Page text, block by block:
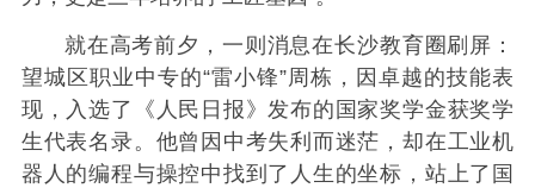
就在高考前夕，一则消息在长沙教育圈刷屏：
望城区职业中专的“雷小锋”周栋，因卓越的技能表
现，入选了《人民日报》发布的国家奖学金获奖学
生代表名录。他曾因中考失利而迷茫，却在工业机
器人的编程与操控中找到了人生的坐标，站上了国